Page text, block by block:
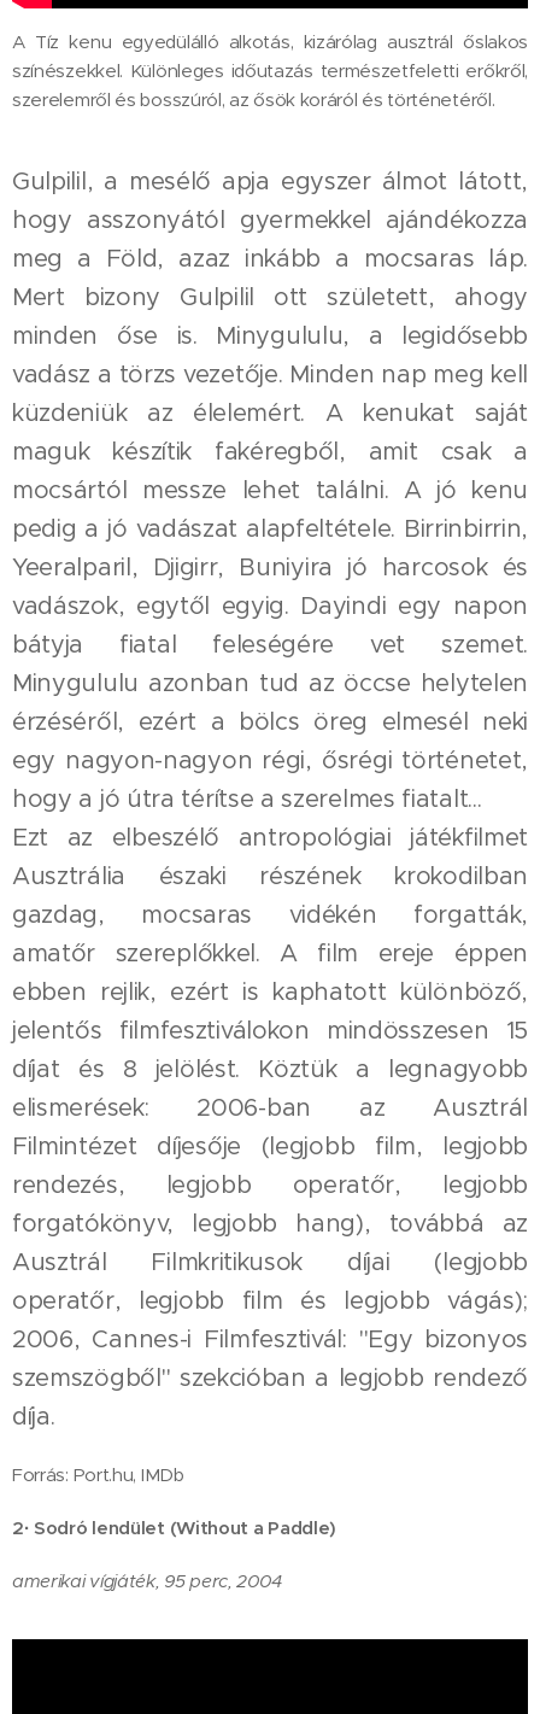
A Tíz kenu egyedülálló alkotás, kizárólag ausztrál őslakos
színészekkel. Különleges időutazás természetfeletti erőkről,
szerelemről és bosszúról, az ősök koráról és történetéről.
Gulpilil, a mesélő apja egyszer álmot látott,
hogy asszonyától gyermekkel ajándékozza
meg a Föld, azaz inkább a mocsaras láp.
Mert bizony Gulpilil ott született, ahogy
minden őse is. Minygululu, a legidősebb
vadász a törzs vezetője. Minden nap meg kell
küzdeniük az élelemért. A kenukat saját
maguk készítik fakéregből, amit csak a
mocsártól messze lehet találni. A jó kenu
pedig a jó vadászat alapfeltétele. Birrinbirrin,
Yeeralparil, Djigirr, Buniyira jó harcosok és
vadászok, egytől egyig. Dayindi egy napon
bátyja fiatal feleségére vet szemet.
Minygululu azonban tud az öccse helytelen
érzéséről, ezért a bölcs öreg elmesél neki
egy nagyon-nagyon régi, ősrégi történetet,
hogy a jó útra térítse a szerelmes fiatalt...
Ezt az elbeszélő antropológiai játékfilmet
Ausztrália északi részének krokodilban
gazdag, mocsaras vidékén forgatták,
amatőr szereplőkkel. A film ereje éppen
ebben rejlik, ezért is kaphatott különböző,
jelentős filmfesztiválokon mindösszesen 15
díjat és 8 jelölést. Köztük a legnagyobb
elismerések: 2006-ban az Ausztrál
Filmintézet díjesője (legjobb film, legjobb
rendezés, legjobb operatőr, legjobb
forgatókönyv, legjobb hang), továbbá az
Ausztrál Filmkritikusok díjai (legjobb
operatőr, legjobb film és legjobb vágás);
2006, Cannes-i Filmfesztivál: "Egy bizonyos
szemszögből" szekcióban a legjobb rendező
díja.
Forrás: Port.hu, IMDb
2·Sodró lendület (Without a Paddle)
amerikai vígjáték, 95 perc, 2004